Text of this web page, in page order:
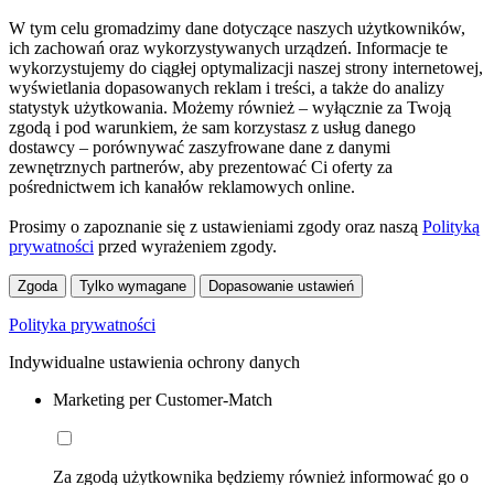
W tym celu gromadzimy dane dotyczące naszych użytkowników,
ich zachowań oraz wykorzystywanych urządzeń. Informacje te
wykorzystujemy do ciągłej optymalizacji naszej strony internetowej,
wyświetlania dopasowanych reklam i treści, a także do analizy
statystyk użytkowania. Możemy również – wyłącznie za Twoją
zgodą i pod warunkiem, że sam korzystasz z usług danego
dostawcy – porównywać zaszyfrowane dane z danymi
zewnętrznych partnerów, aby prezentować Ci oferty za
pośrednictwem ich kanałów reklamowych online.
Prosimy o zapoznanie się z ustawieniami zgody oraz naszą Polityką
prywatności przed wyrażeniem zgody.
Zgoda Tylko wymagane Dopasowanie ustawień
Polityka prywatności
Indywidualne ustawienia ochrony danych
Marketing per Customer-Match
Za zgodą użytkownika będziemy również informować go o